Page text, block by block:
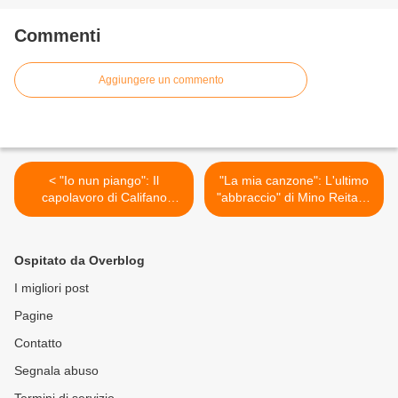
Commenti
Aggiungere un commento
< "Io nun piango": Il
capolavoro di Califano
dedicato a Piero Ciampi
"La mia canzone": L'ultimo
"abbraccio" di Mino Reitano
>
Ospitato da Overblog
I migliori post
Pagine
Contatto
Segnala abuso